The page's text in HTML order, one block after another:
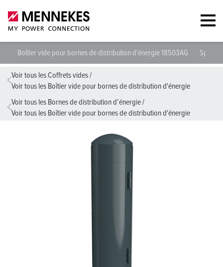
Boîtier vide pour bornes de distribution d'énergie 18503AG
Voir tous les Coffrets vides/
Voir tous les Boîtier vide pour bornes de distribution d'énergie
Voir tous les Bornes de distribution d’énergie/
Voir tous les Boîtier vide pour bornes de distribution d'énergie